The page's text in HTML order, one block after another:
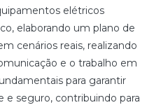
elétricos
elaborando um plano de
cenários reais, realizando
e o trabalho em
para garantir
seguro, contribuindo para